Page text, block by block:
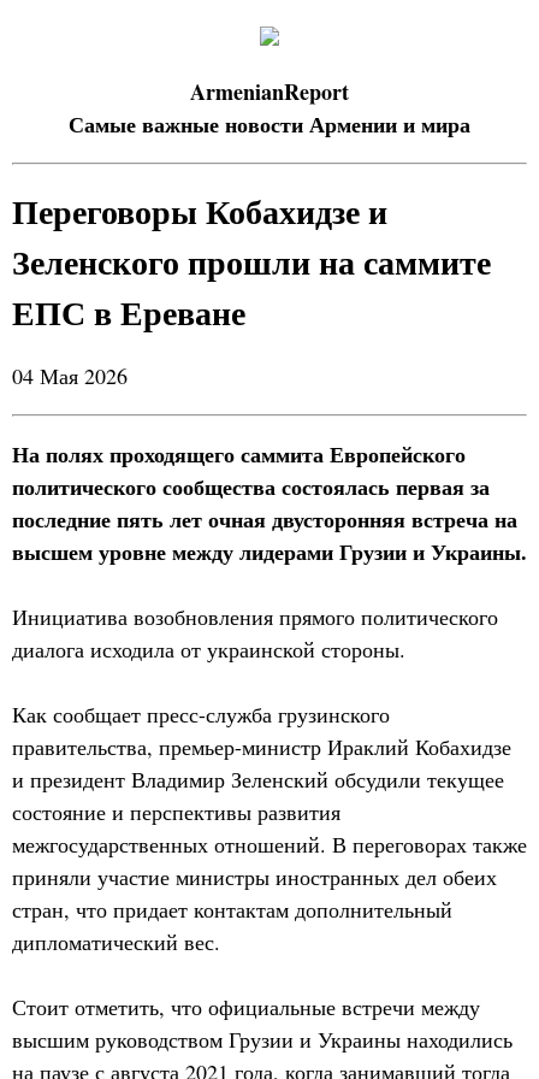
ArmenianReport
Самые важные новости Армении и мира
Переговоры Кобахидзе и
Зеленского прошли на саммите
ЕПС в Ереване
04 Мая 2026
На полях проходящего саммита Европейского
политического сообщества состоялась первая за
последние пять лет очная двусторонняя встреча на
высшем уровне между лидерами Грузии и Украины.
Инициатива возобновления прямого политического
диалога исходила от украинской стороны.
Как сообщает пресс-служба грузинского
правительства, премьер-министр Ираклий Кобахидзе
и президент Владимир Зеленский обсудили текущее
состояние и перспективы развития
межгосударственных отношений. В переговорах также
приняли участие министры иностранных дел обеих
стран, что придает контактам дополнительный
дипломатический вес.
Стоит отметить, что официальные встречи между
высшим руководством Грузии и Украины находились
на паузе с августа 2021 года, когда занимавший тогда